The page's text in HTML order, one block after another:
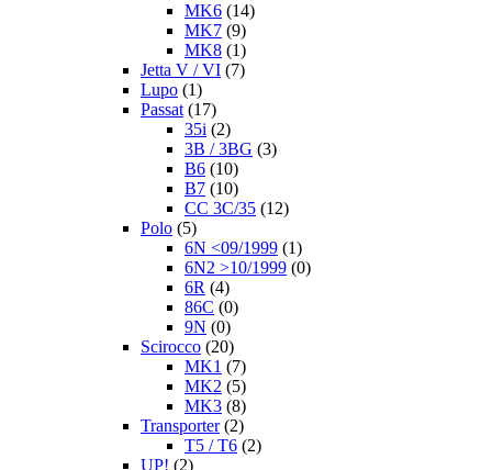
MK6 (14)
MK7 (9)
MK8 (1)
Jetta V / VI (7)
Lupo (1)
Passat (17)
35i (2)
3B / 3BG (3)
B6 (10)
B7 (10)
CC 3C/35 (12)
Polo (5)
6N <09/1999 (1)
6N2 >10/1999 (0)
6R (4)
86C (0)
9N (0)
Scirocco (20)
MK1 (7)
MK2 (5)
MK3 (8)
Transporter (2)
T5 / T6 (2)
UP! (2)